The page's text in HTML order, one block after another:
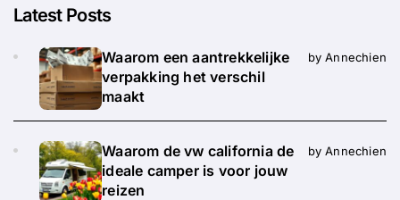
Latest Posts
Waarom een aantrekkelijke
verpakking het verschil
maakt
by Annechien
Waarom de vw california de
ideale camper is voor jouw
reizen
by Annechien